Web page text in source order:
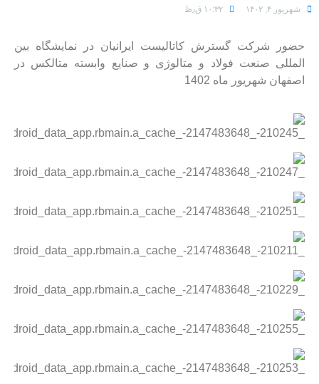
شهریور ۴, ۱۴۰۲ ۱۰:۳۲ ق٫ظ
حضور شرکت گسترش کاتالیست ایرانیان در نمایشگاه بین
المللی صنعت فولاد و متالوژی و صنایع وابسته متالکس در
اصفهان شهریور ماه 1402